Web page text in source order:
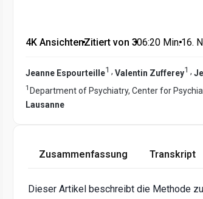
4K Ansichten•Zitiert von 3•06:20 Min.•16.
Jeanne Espourteille1 , Valentin Zufferey1 ,
1 Department of Psychiatry, Center for
Lausanne
Zusammenfassung Transkript
Dieser Artikel beschreibt die Methode